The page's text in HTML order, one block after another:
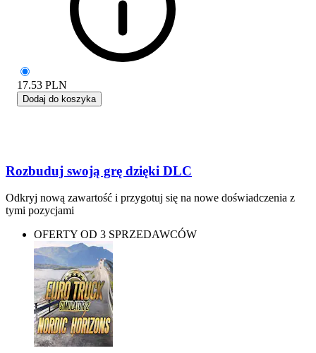
17.53 PLN
Dodaj do koszyka
Rozbuduj swoją grę dzięki DLC
Odkryj nową zawartość i przygotuj się na nowe doświadczenia z
tymi pozycjami
OFERTY OD 3 SPRZEDAWCÓW